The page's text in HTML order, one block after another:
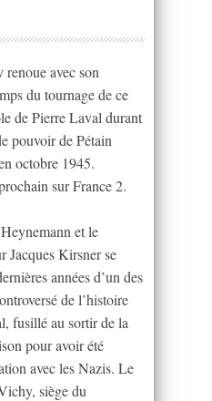
avec son
du tournage de ce
de Pierre Laval durant
pouvoir de Pétain
octobre 1945.
sur France 2.
et le
Jacques Kirsner se
années d’un des
de l’histoire
fusillé au sortir de la
pour avoir été
avec les Nazis. Le
siège du